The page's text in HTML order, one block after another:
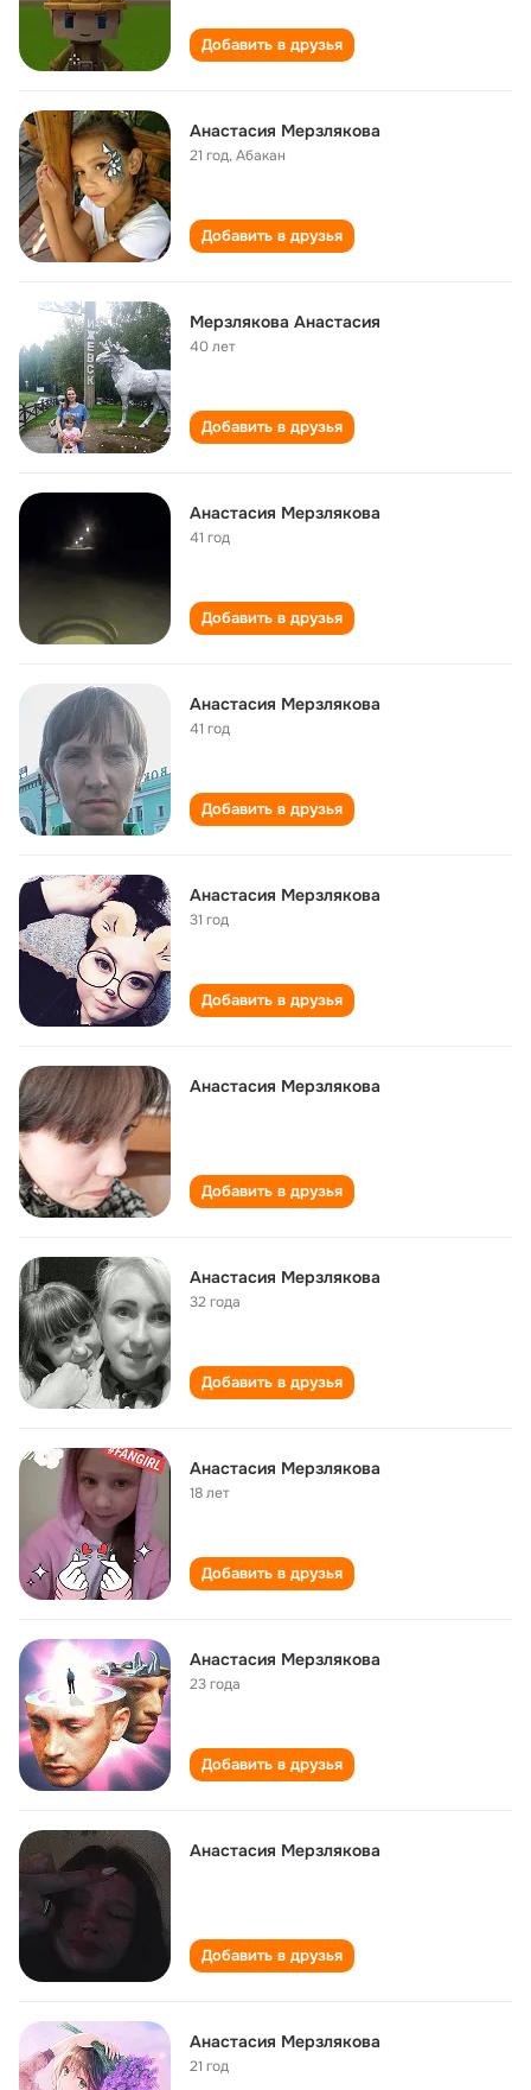
Добавить в друзья
Анастасия Мерзлякова
21 год,Абакан
Добавить в друзья
Мерзлякова Анастасия
40 лет
Добавить в друзья
Анастасия Мерзлякова
41 год
Добавить в друзья
Анастасия Мерзлякова
41 год
Добавить в друзья
Анастасия Мерзлякова
31 год
Добавить в друзья
Анастасия Мерзлякова
Добавить в друзья
Анастасия Мерзлякова
32 года
Добавить в друзья
Анастасия Мерзлякова
18 лет
Добавить в друзья
Анастасия Мерзлякова
23 года
Добавить в друзья
Анастасия Мерзлякова
Добавить в друзья
Анастасия Мерзлякова
21 год